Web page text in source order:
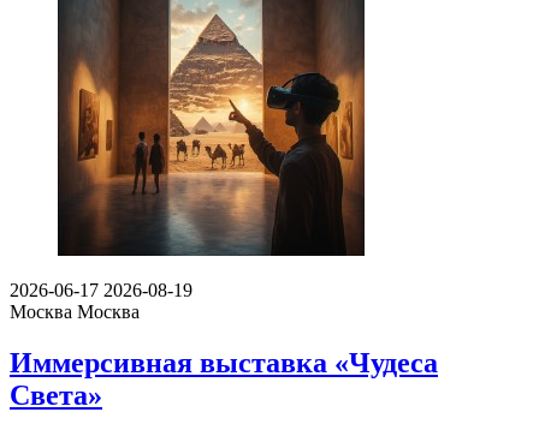
2026-06-17 2026-08-19
Москва Москва
Иммерсивная выставка «Чудеса
Света»